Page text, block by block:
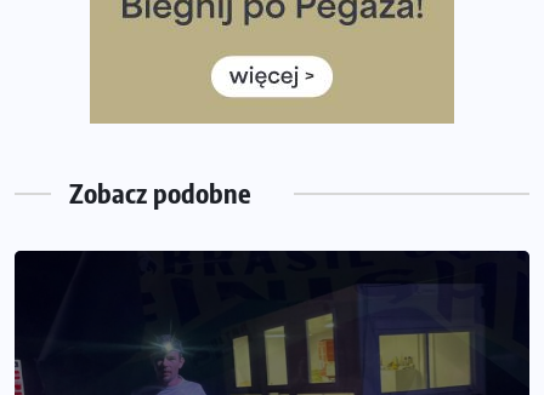
Już w ten weekend! Przed nami Nocny Portowy Maraton
i Półmaraton Szczeciński. Wszystko, co warto wiedzieć
European Marathon Classics – jak zweryfikować swój
Zobacz podobne